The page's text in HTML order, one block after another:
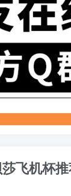
飞机杯